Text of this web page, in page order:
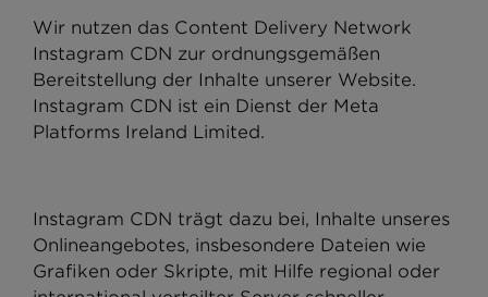
Wir nutzen das Content Delivery Network
Instagram CDN zur ordnungsgemäßen
Bereitstellung der Inhalte unserer Website.
Instagram CDN ist ein Dienst der Meta
Platforms Ireland Limited.
Instagram CDN trägt dazu bei, Inhalte unseres
Onlineangebotes, insbesondere Dateien wie
Grafiken oder Skripte, mit Hilfe regional oder